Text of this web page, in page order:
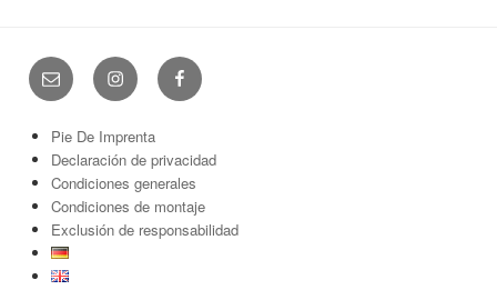
E-
Mail
Instagram Facebook
Pie De Imprenta
Declaración de privacidad
Condiciones generales
Condiciones de montaje
Exclusión de responsabilidad